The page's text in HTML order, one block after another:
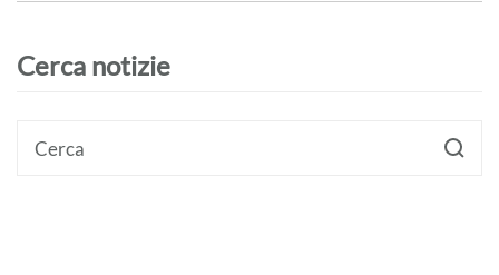
Cerca notizie